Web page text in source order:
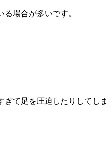
場合が多いです。
ぎて足を圧迫したりしてしま